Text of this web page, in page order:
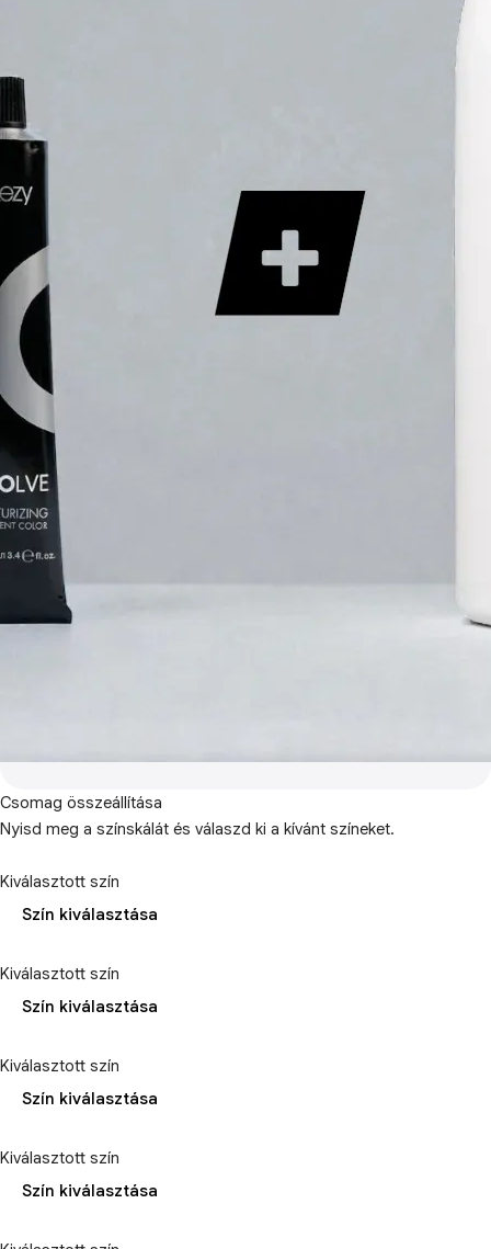
Csomag összeállítása
Nyisd meg a színskálát és válaszd ki a kívánt színeket.
Kiválasztott szín
Szín kiválasztása
Kiválasztott szín
Szín kiválasztása
Kiválasztott szín
Szín kiválasztása
Kiválasztott szín
Szín kiválasztása